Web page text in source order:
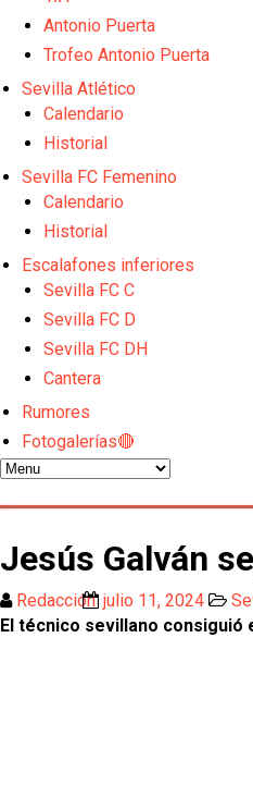
Opinión | "Carta abierta a
El Sevilla oficializa el
Diomande ya es
Antonio Puerta
Trofeo Antonio Puerta
Sevilla Atlético
Calendario
Historial
Sevilla FC Femenino
Calendario
Historial
Escalafones inferiores
Sevilla FC C
Sevilla FC D
Sevilla FC DH
Cantera
Rumores
Fotogalerías🔴
Jesús Galván
Redacción julio 11, 2024
El técnico sevillano consiguió